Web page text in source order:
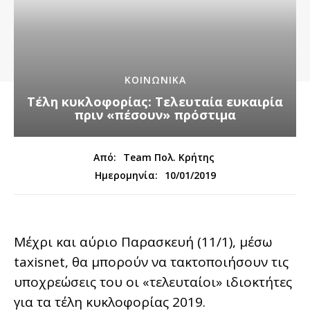
ΚΟΙΝΩΝΙΚΑ
Τέλη κυκλοφορίας: Τελευταία ευκαιρία
πριν «πέσουν» πρόστιμα
Από:
Team Πολ. Κρήτης
Ημερομηνία:
10/01/2019
Μέχρι και αύριο Παρασκευή (11/1), μέσω
taxisnet, θα μπορούν να τακτοποιήσουν τις
υποχρεώσεις του οι «τελευταίοι» ιδιοκτήτες
για τα τέλη κυκλοφορίας 2019.